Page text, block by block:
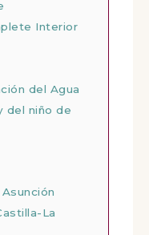
Interior
del Agua
del niño de
La